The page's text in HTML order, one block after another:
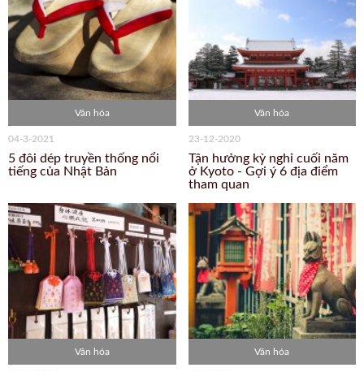
Văn hóa
04-3-2021
5 đôi dép truyền thống nổi
tiếng của Nhật Bản
Văn hóa
23-12-2020
Tận hưởng kỳ nghỉ cuối năm
ở Kyoto - Gợi ý 6 địa điểm
tham quan
Văn hóa Văn hóa